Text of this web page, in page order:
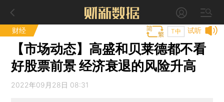
财经 试听
T中
【市场动态】高盛和贝莱德都不看
好股票前景 经济衰退的风险升高
2022年09月28日 08:31